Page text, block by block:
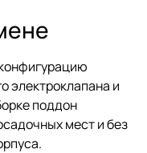
электроклапана и
поддон
мест и без